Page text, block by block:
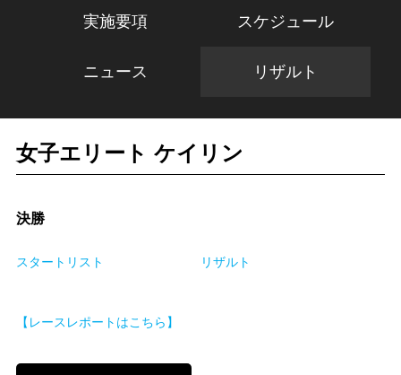
実施要項 スケジュール
ニュース リザルト
女子エリート ケイリン
決勝
スタートリスト リザルト
【レースレポートはこちら】